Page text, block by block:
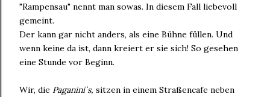
"Rampensau" nennt man sowas. In diesem Fall liebevoll
gemeint.
Der kann gar nicht anders, als eine Bühne füllen. Und
wenn keine da ist, dann kreiert er sie sich! So gesehen
eine Stunde vor Beginn.
Wir, die Paganini`s, sitzen in einem Straßencafe neben